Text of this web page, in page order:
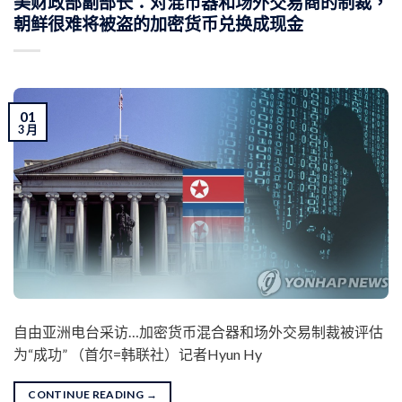
朝鲜很难将被盗的加密货币兑换成现金
01
3 月
自由亚洲电台采访…加密货币混合器和场外交易制裁被评估
为“成功” （首尔=韩联社）记者Hyun Hy
CONTINUE READING →